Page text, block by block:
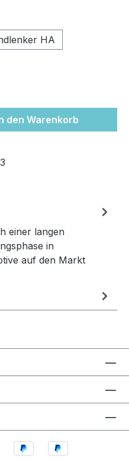
HA
den
den Warenkorb
einer langen
in
auf den Markt